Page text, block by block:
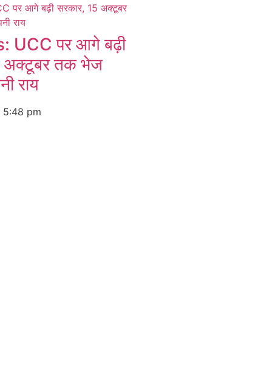
UCC पर आगे बढ़ी
अक्टूबर तक भेज
राय
5:48 pm